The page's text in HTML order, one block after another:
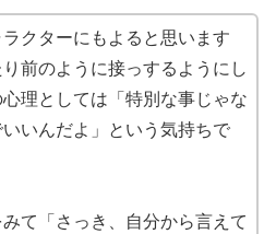
クターにもよると思います
前のように接っするようにし
理としては「特別な事じゃな
いんだよ」という気持ちで
て「さっき、自分から言えて